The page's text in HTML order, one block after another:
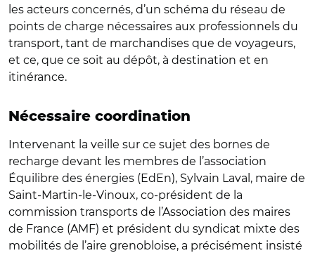
les acteurs concernés, d’un schéma du réseau de
points de charge nécessaires aux professionnels du
transport, tant de marchandises que de voyageurs,
et ce, que ce soit au dépôt, à destination et en
itinérance.
Nécessaire coordination
Intervenant la veille sur ce sujet des bornes de
recharge devant les membres de l’association
Équilibre des énergies (EdEn), Sylvain Laval, maire de
Saint-Martin-le-Vinoux, co-président de la
commission transports de l’Association des maires
de France (AMF) et président du syndicat mixte des
mobilités de l’aire grenobloise, a précisément insisté